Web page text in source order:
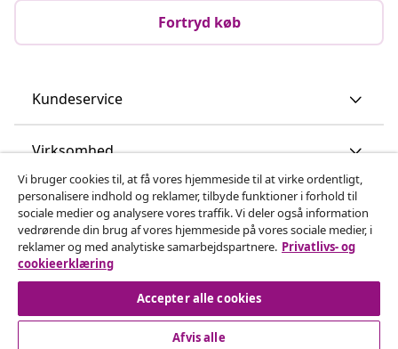
Fortryd køb
Kundeservice
Virksomhed
vidaXL
Opdag mere
Vi bruger cookies til, at få vores hjemmeside til at virke ordentligt,
personalisere indhold og reklamer, tilbyde funktioner i forhold til
sociale medier og analysere vores traffik. Vi deler også information
vedrørende din brug af vores hjemmeside på vores sociale medier, i
reklamer og med analytiske samarbejdspartnere. Privatlivs- og
cookieerklæring
Accepter alle cookies
Afvis alle